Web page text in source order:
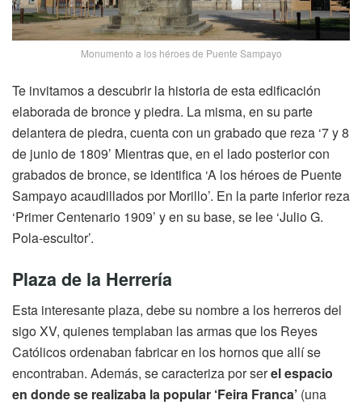
Monumento a los héroes de Puente Sampayo
Te invitamos a descubrir la historia de esta edificación
elaborada de bronce y piedra. La misma, en su parte
delantera de piedra, cuenta con un grabado que reza ‘7 y 8
de junio de 1809’ Mientras que, en el lado posterior con
grabados de bronce, se identifica ‘A los héroes de Puente
Sampayo acaudillados por Morillo’. En la parte inferior reza
‘Primer Centenario 1909’ y en su base, se lee ‘Julio G.
Pola-escultor’.
Plaza de la Herrería
Esta interesante plaza, debe su nombre a los herreros del
sigo XV, quienes templaban las armas que los Reyes
Católicos ordenaban fabricar en los hornos que allí se
encontraban. Además, se caracteriza por serel espacio
en donde se realizaba la popular ‘Feira Franca’ (una